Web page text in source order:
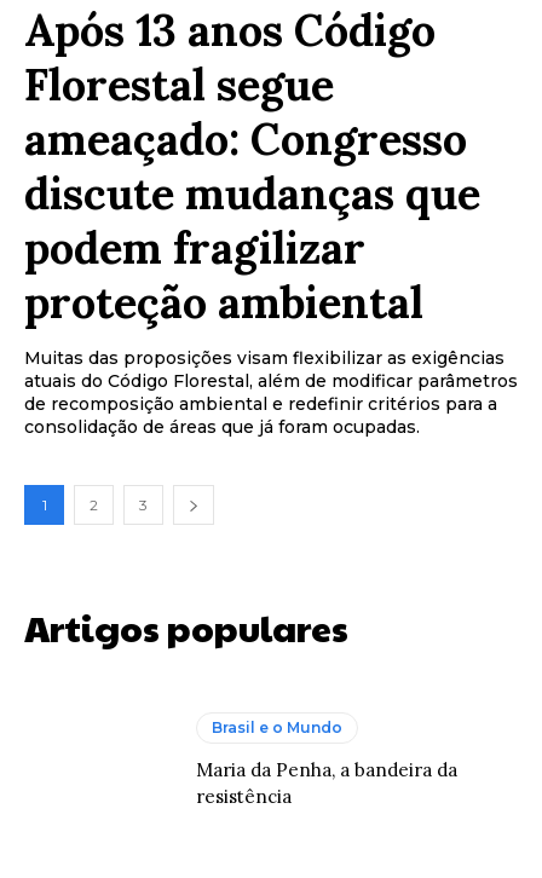
Após 13 anos Código
Florestal segue
ameaçado: Congresso
discute mudanças que
podem fragilizar
proteção ambiental
Muitas das proposições visam flexibilizar as exigências
atuais do Código Florestal, além de modificar parâmetros
de recomposição ambiental e redefinir critérios para a
consolidação de áreas que já foram ocupadas.
1 2 3
Artigos populares
Brasil e o Mundo
Maria da Penha, a bandeira da
resistência